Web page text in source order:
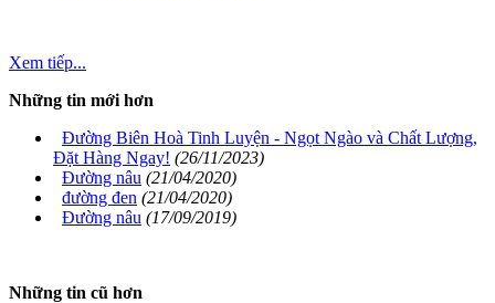
Xem tiếp...
Những tin mới hơn
Đường Biên Hoà Tinh Luyện - Ngọt Ngào và Chất Lượng,
Đặt Hàng Ngay! (26/11/2023)
Đường nâu (21/04/2020)
đường đen (21/04/2020)
Đường nâu (17/09/2019)
Những tin cũ hơn